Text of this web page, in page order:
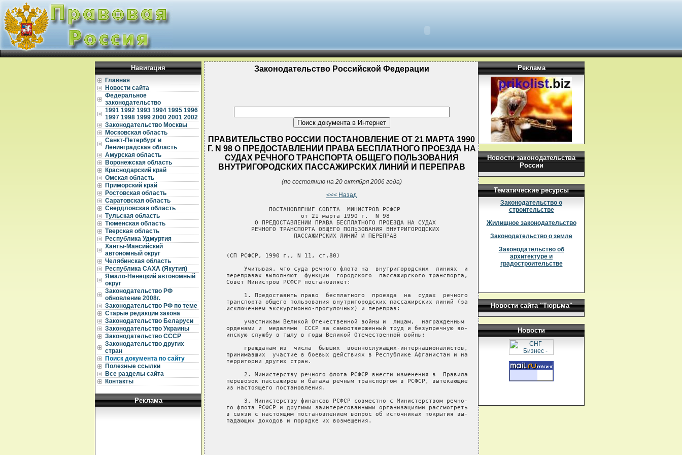
Навигация
Главная
Новости сайта
Федеральное
законодательство
1991 1992 1993 1994 1995 1996
1997 1998 1999 2000 2001 2002
Законодательство Москвы
Московская область
Санкт-Петербург и
Ленинградская область
Амурская область
Воронежская область
Краснодарский край
Омская область
Приморский край
Ростовская область
Саратовская область
Свердловская область
Тульская область
Тюменская область
Тверская область
Республика Удмуртия
Ханты-Мансийский
автономный округ
Челябинская область
Республика САХА (Якутия)
Ямало-Ненецкий автономный
округ
Законодательство РФ
обновление 2008г.
Законодательство РФ по теме
Старые редакции закона
Законодательство Беларуси
Законодательство Украины
Законодательство СССР
Законодательство других
стран
Поиск документа по сайту
Полезные ссылки
Все разделы сайта
Контакты
Реклама
Законодательство Российской Федерации
ПРАВИТЕЛЬСТВО РОССИИ ПОСТАНОВЛЕНИЕ ОТ 21 МАРТА 1990
Г. N 98 О ПРЕДОСТАВЛЕНИИ ПРАВА БЕСПЛАТНОГО ПРОЕЗДА НА
СУДАХ РЕЧНОГО ТРАНСПОРТА ОБЩЕГО ПОЛЬЗОВАНИЯ
ВНУТРИГОРОДСКИХ ПАССАЖИРСКИХ ЛИНИЙ И ПЕРЕПРАВ
(по состоянию на 20 октября 2006 года)
<<< Назад
               ПОСТАНОВЛЕНИЕ СОВЕТА  МИНИСТРОВ РСФСР
                        от 21 марта 1990 г.  N 98
           О ПРЕДОСТАВЛЕНИИ ПРАВА БЕСПЛАТНОГО ПРОЕЗДА НА СУДАХ
          РЕЧНОГО ТРАНСПОРТА ОБЩЕГО ПОЛЬЗОВАНИЯ ВНУТРИГОРОДСКИХ
                      ПАССАЖИРСКИХ ЛИНИЙ И ПЕРЕПРАВ
   (СП РСФСР, 1990 г., N 11, ст.80)
        Учитывая, что суда речного флота на  внутригородских  линиях  и
   переправах выполняют  функции  городского  пассажирского транспорта,
   Совет Министров РСФСР постановляет:
        1. Предоставить право  бесплатного  проезда  на  судах  речного
   транспорта общего пользования внутригородских пассажирских линий (за
   исключением экскурсионно-прогулочных) и переправ:
        участникам Великой Отечественной войны и  лицам,  награжденным
   орденами и  медалями  СССР за самоотверженный труд и безупречную во-
   инскую службу в тылу в годы Великой Отечественной войны;
        гражданам из  числа  бывших  военнослужащих-интернационалистов,
   принимавших  участие в боевых действиях в Республике Афганистан и на
   территории других стран.
        2. Министерству речного флота РСФСР внести изменения в  Правила
   перевозок пассажиров и багажа речным транспортом в РСФСР, вытекающие
   из настоящего постановления.
        3. Министерству финансов РСФСР совместно с Министерством речно-
   го флота РСФСР и другими заинтересованными организациями рассмотреть
   в связи с настоящим постановлением вопрос об источниках покрытия вы-
   падающих доходов и порядке их возмещения.
Реклама
Новости законодательства
России
Тематические ресурсы
Законодательство о
строительстве
Жилищное законодательство
Законодательство о земле
Законодательство об
архитектуре и
градостроительстве
Новости сайта "Тюрьма"
Новости